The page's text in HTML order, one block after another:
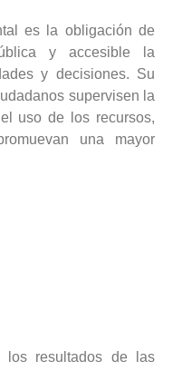
es la obligación de
y accesible la
y decisiones. Su
supervisen la
uso de los recursos,
una mayor
los resultados de las